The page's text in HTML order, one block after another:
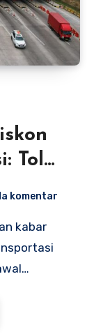
Tol
komentar